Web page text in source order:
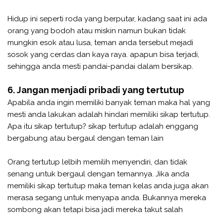
Hidup ini seperti roda yang berputar, kadang saat ini ada
orang yang bodoh atau miskin namun bukan tidak
mungkin esok atau lusa, teman anda tersebut mejadi
sosok yang cerdas dan kaya raya. apapun bisa terjadi,
sehingga anda mesti pandai-pandai dalam bersikap.
6. Jangan menjadi pribadi yang tertutup
Apabila anda ingin memiliki banyak teman maka hal yang
mesti anda lakukan adalah hindari memiliki sikap tertutup.
Apa itu sikap tertutup? sikap tertutup adalah enggang
bergabung atau bergaul dengan teman lain
Orang tertutup lelbih memilih menyendiri, dan tidak
senang untuk bergaul dengan temannya. Jika anda
memiliki sikap tertutup maka teman kelas anda juga akan
merasa segang untuk menyapa anda. Bukannya mereka
sombong akan tetapi bisa jadi mereka takut salah